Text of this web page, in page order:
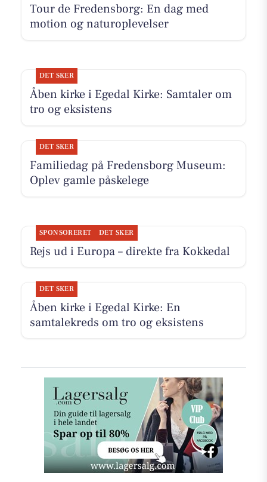
Tour de Fredensborg: En dag med
motion og naturoplevelser
DET SKER
Åben kirke i Egedal Kirke: Samtaler om
tro og eksistens
DET SKER
Familiedag på Fredensborg Museum:
Oplev gamle påskelege
SPONSORERET DET SKER
Rejs ud i Europa – direkte fra Kokkedal
DET SKER
Åben kirke i Egedal Kirke: En
samtalekreds om tro og eksistens